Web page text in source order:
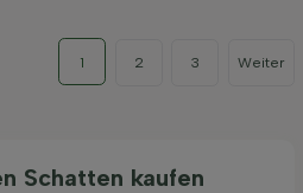
1 2 3 Weiter
Schatten kaufen